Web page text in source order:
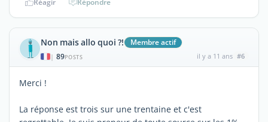
Non mais allo quoi ?! Membre actif
| 89POSTS il y a 11 ans #6
Merci !
La réponse est trois sur une trentaine et c'est